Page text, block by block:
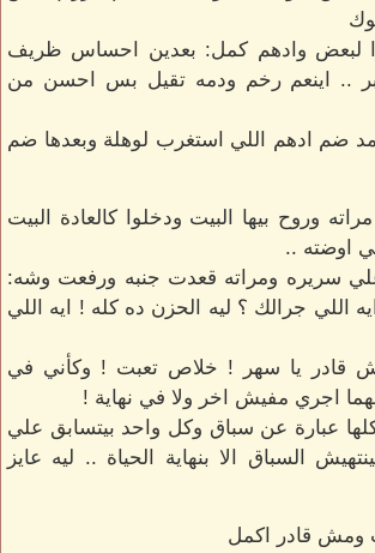
لبعض وادهم كمل: بعدين احساس ظريف
.. اينعم رخم ودمه تقيل بس احسن من
ضم ادهم اللي استغرب لوهلة وبعدها ضم
وروح بيها البيت ودخلوا كالعادة البيت
اوضته ..
سريره ومراته قعدت جنبه ورفعت وشه:
اللي جرالك ؟ ليه الحزن ده كله ! ايه اللي
قادر يا سهر ! خلاص تعبت ! وكأني في
اجري مفيش اخر ولا في نهاية !
عبارة عن سباق وكل واحد بيتسابق علي
السباق الا بنهاية الحياة .. ليه عايز
ومش قادر اكمل